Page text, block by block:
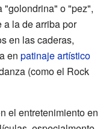
"golondrina" o "pez",
la de arriba por
en las caderas,
en patinaje artístico
(como el Rock
el entretenimiento en